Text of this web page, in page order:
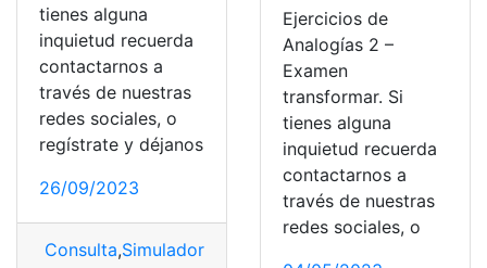
tienes alguna
inquietud recuerda
contactarnos a
través de nuestras
redes sociales, o
regístrate y déjanos
26/09/2023
Consulta,Simulador
Ejercicios de
Analogías 2 –
Examen
transformar. Si
tienes alguna
inquietud recuerda
contactarnos a
través de nuestras
redes sociales, o